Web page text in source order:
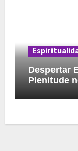
Despertar
Plenitude